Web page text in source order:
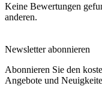
Keine Bewertungen
anderen.
Newsletter abonnieren
Abonnieren Sie den
Angebote und